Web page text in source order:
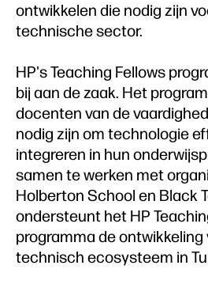
ontwikkelen die nodig zijn
technische sector.
HP's Teaching Fellows
bij aan de zaak. Het
docenten van de
nodig zijn om technologie
integreren in hun
samen te werken met
Holberton School en Black
ondersteunt het HP
programma de
technisch ecosysteem in